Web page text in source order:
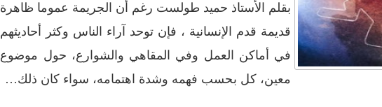
بقلم الأستاذ حميد طولست رغم أن الجريمة عموما ظاهرة
قديمة قدم الإنسانية ، فإن توحد آراء الناس وكثر أحاديثهم
في أماكن العمل وفي المقاهي والشوارع، حول موضوع
معين، كل بحسب فهمه وشدة اهتمامه، سواء كان ذلك…